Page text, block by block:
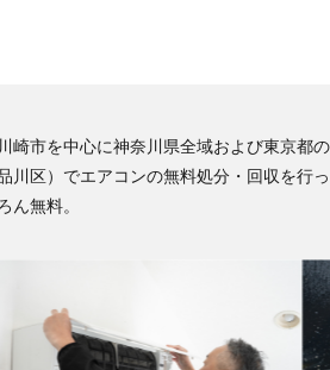
崎市を中心に神奈川県全域および東京都の
川区）でエアコンの無料処分・回収を行っ
ん無料。